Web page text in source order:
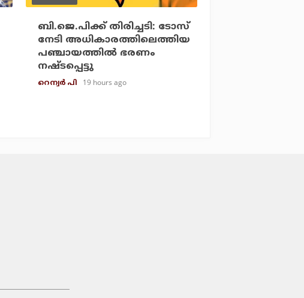
ബി.ജെ.പിക്ക് തിരിച്ചടി: ടോസ്
നേടി അധികാരത്തിലെത്തിയ
പഞ്ചായത്തില്‍ ഭരണം
നഷ്ടപ്പെട്ടു
റെന്വര്‍ പി 19 hours ago